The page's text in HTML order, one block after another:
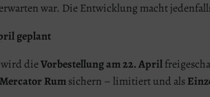
war. Die Entwicklung macht
geplant
dieVorbestellung am 22. April
Mercator Rumsichern – limitiert und als